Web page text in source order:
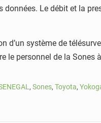
Le débit et la
d’un système de
le personnel de la Sones
, Sones, Toyota,